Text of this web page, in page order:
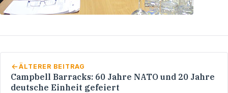
ÄLTERER BEITRAG
Campbell Barracks: 60 Jahre NATO und 20 Jahre
deutsche Einheit gefeiert